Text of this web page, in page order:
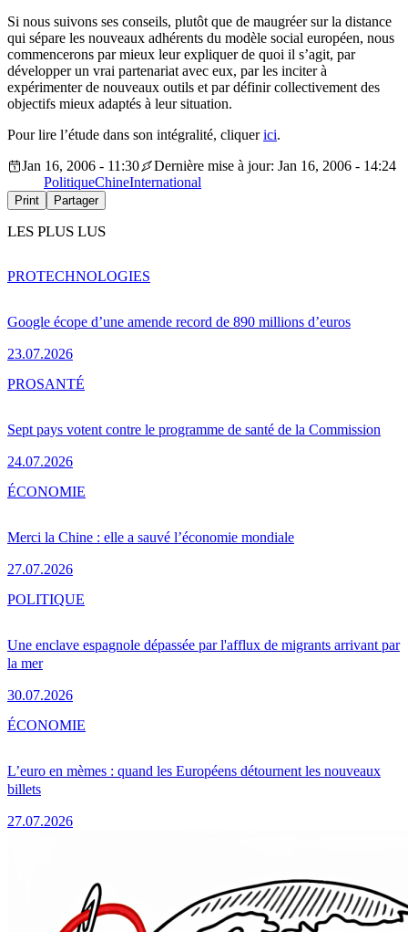
Si nous suivons ses conseils, plutôt que de maugréer sur la distance
qui sépare les nouveaux adhérents du modèle social européen, nous
commencerons par mieux leur expliquer de quoi il s’agit, par
développer un vrai partenariat avec eux, par les inciter à
expérimenter de nouveaux outils et par définir collectivement des
objectifs mieux adaptés à leur situation.
Pour lire l’étude dans son intégralité, cliquerici.
Jan 16, 2006 - 11:30
Dernière mise à jour: Jan 16, 2006 - 14:24
PolitiqueChineInternational
Print Partager
LES PLUS LUS
Google écope d’une amende record de 890 millions d’euros
23.07.2026
PROTECHNOLOGIES
Sept pays votent contre le programme de santé de la Commission
24.07.2026
PROSANTÉ
Merci la Chine : elle a sauvé l’économie mondiale
27.07.2026
ÉCONOMIE
Une enclave espagnole dépassée par l'afflux de migrants arrivant par
la mer
30.07.2026
POLITIQUE
L’euro en mèmes : quand les Européens détournent les nouveaux
billets
27.07.2026
ÉCONOMIE